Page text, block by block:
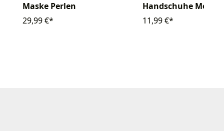
Maske Perlen
29,99 €*
Handschuhe
11,99 €*